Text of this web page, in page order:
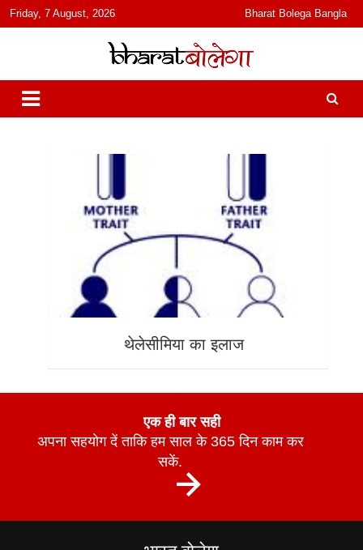
content
Friday, 7 August, 2026 Bharat Bolega Bangla
भारत बोलेगा
हिंदी में समाचार, विचार, ऑडियो, वीडियो और फ़ीचर. भारत बोलेगा हिंदी न्यूज़ वेबसाइट
India: News, Views, Info, Trends & Podcast I जानकारी भी समझदारी भी
और पॉडकास्ट
थेलेसीमिया का इलाज
एक ही बार सही
अपना सहयोग दें ताकि हम साल के 365 दिन काम कर
सकें.